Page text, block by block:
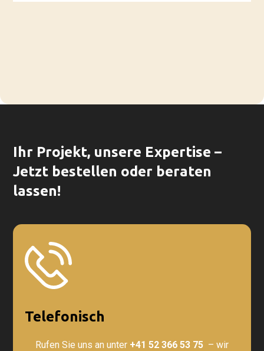
Ihr Projekt, unsere Expertise –
Jetzt bestellen oder beraten
lassen!
Telefonisch
Rufen Sie uns an unter +41 52 366 53 75 – wir